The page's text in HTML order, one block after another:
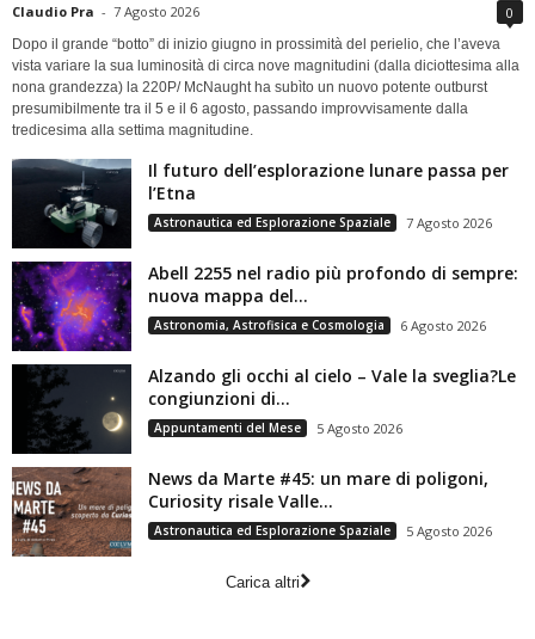
Claudio Pra - 7 Agosto 2026 0
Dopo il grande “botto” di inizio giugno in prossimità del perielio, che l’aveva
vista variare la sua luminosità di circa nove magnitudini (dalla diciottesima alla
nona grandezza) la 220P/ McNaught ha subìto un nuovo potente outburst
presumibilmente tra il 5 e il 6 agosto, passando improvvisamente dalla
tredicesima alla settima magnitudine.
Il futuro dell’esplorazione lunare passa per
l’Etna
Astronautica ed Esplorazione Spaziale 7 Agosto 2026
Abell 2255 nel radio più profondo di sempre:
nuova mappa del...
Astronomia, Astrofisica e Cosmologia 6 Agosto 2026
Alzando gli occhi al cielo – Vale la sveglia?Le
congiunzioni di...
Appuntamenti del Mese 5 Agosto 2026
News da Marte #45: un mare di poligoni,
Curiosity risale Valle...
Astronautica ed Esplorazione Spaziale 5 Agosto 2026
Carica altri